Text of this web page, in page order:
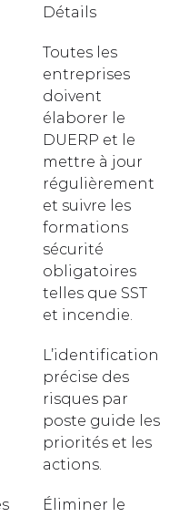
Détails
Toutes les
entreprises
doivent
élaborer le
DUERP et le
mettre à jour
régulièrement
et suivre les
formations
sécurité
obligatoires
telles que SST
et incendie.
L’identification
précise des
risques par
poste guide les
priorités et les
actions.
Éliminer le